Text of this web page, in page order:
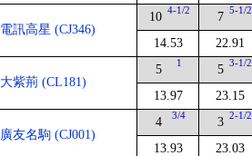
電訊高星 (CJ346)
10 4-1/2
14.53
7 5-1/2
22.91
大紫荊 (CL181)
5 1
13.97
5 3-1/2
23.15
廣友名駒 (CJ001)
4 3/4
13.93
3 2-1/2
23.03